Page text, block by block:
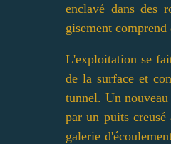
enclavé dans des
gisement comprend
L'exploitation se
de la surface et
tunnel. Un
par un puits
galerie